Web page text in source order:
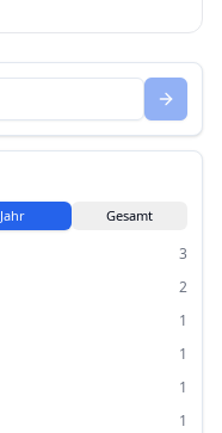
Jahr Gesamt
3
2
1
1
1
1